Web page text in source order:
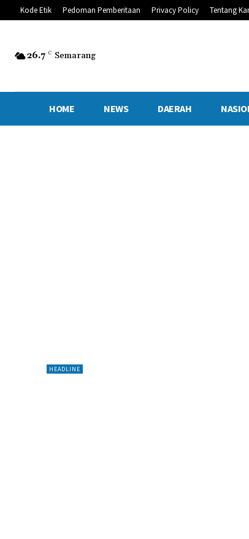
Kode Etik Pedoman Pemberitaan Privacy Policy Tentang
26.7 C Semarang
HOME NEWS DAERAH
HEADLINE